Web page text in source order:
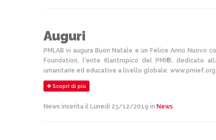
Auguri
PMLAB vi augura Buon Natale e un Felice Anno
Foundation, l'ente filantropico del PMI®, dedicato
umanitarie ed educative a livello globale. www.pmief.org
Scopri di più
News inserita il Lunedì 23/12/2019 in News